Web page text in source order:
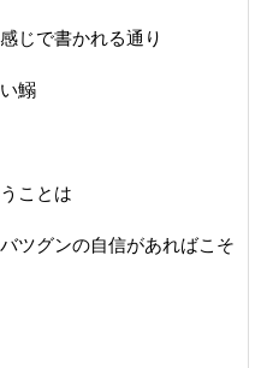
じで書かれる通り
鰯
ことは
ツグンの自信があればこそ